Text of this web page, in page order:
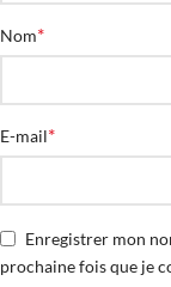
Nom*
E-mail*
Enregistrer mon
prochaine fois que je